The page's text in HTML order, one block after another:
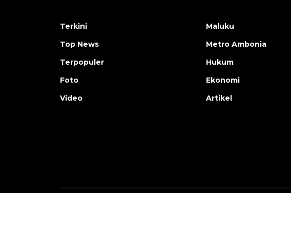
Terkini
Top News
Terpopuler
Foto
Video
Maluku
Metro Ambonia
Hukum
Ekonomi
Artikel